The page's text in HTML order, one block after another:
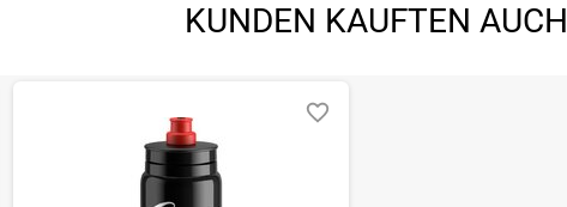
KUNDEN KAUFTEN AUCH